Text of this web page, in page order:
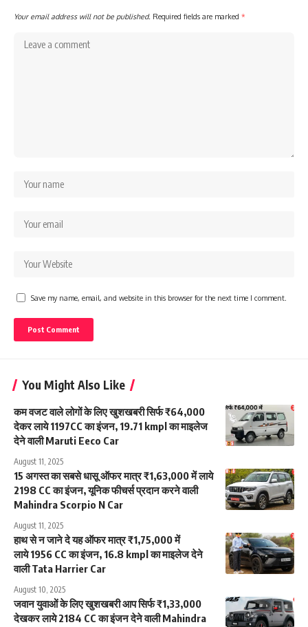
Your email address will not be published. Required fields are marked *
Save my name, email, and website in this browser for the next time I comment.
You Might Also Like
कम वजट वाले लोगों के लिए खुशखबरी सिर्फ ₹64,000
देकर लाये 1197CC का इंजन, 19.71 kmpl का माइलेज
देने वाली Maruti Eeco Car
August 11, 2025
15 अगस्त का सबसे धासू ऑफर मात्र ₹1,63,000 में लाये
2198 CC का इंजन, यूनिक फीचर्स प्रदान करने वाली
Mahindra Scorpio N Car
August 11, 2025
हाथ से न जाने दे यह ऑफर मात्र ₹1,75,000 में
लाये 1956 CC का इंजन, 16.8 kmpl का माइलेज देने
वाली Tata Harrier Car
August 10, 2025
जवान युवाओं के लिए खुशखबरी आप सिर्फ ₹1,33,000
देखकर लाये 2184 CC का इंजन देने वाली Mahindra